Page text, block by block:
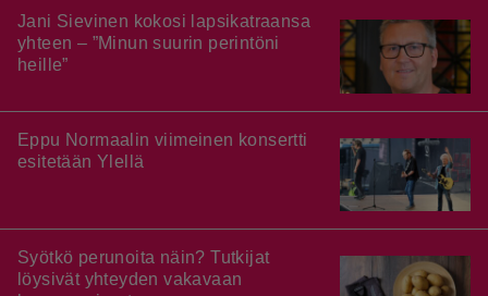
Jani Sievinen kokosi lapsikatraansa
yhteen – ”Minun suurin perintöni
heille”
Eppu Normaalin viimeinen konsertti
esitetään Ylellä
Syötkö perunoita näin? Tutkijat
löysivät yhteyden vakavaan